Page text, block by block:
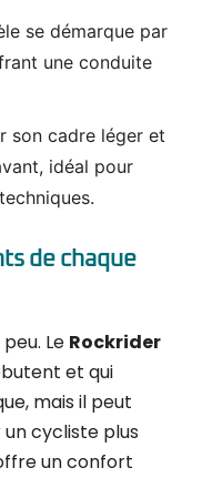
se démarque par
une conduite
son cadre léger et
idéal pour
de chaque
Le Rockrider
et qui
mais il peut
cycliste plus
un confort